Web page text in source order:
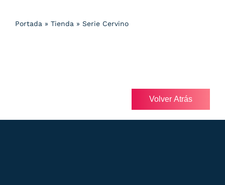
Portada » Tienda » Serie Cervino
Volver Atrás